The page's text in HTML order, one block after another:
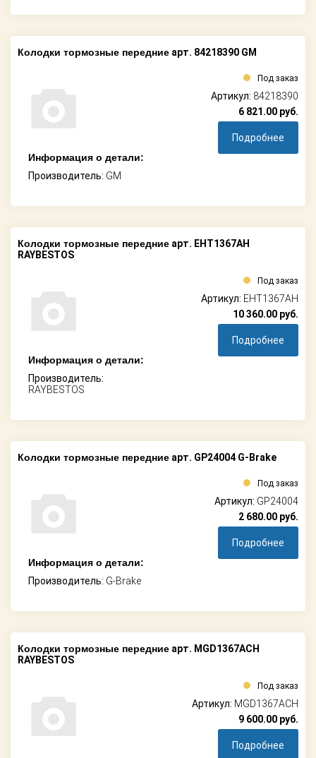
Колодки тормозные передние арт. 84218390 GM
Информация о детали:
Производитель: GM
Под заказ
Артикул: 84218390
6 821.00 руб.
Подробнее
Колодки тормозные передние арт. EHT1367AH
RAYBESTOS
Информация о детали:
Производитель:
RAYBESTOS
Под заказ
Артикул: EHT1367AH
10 360.00 руб.
Подробнее
Колодки тормозные передние арт. GP24004 G-Brake
Информация о детали:
Производитель: G-Brake
Под заказ
Артикул: GP24004
2 680.00 руб.
Подробнее
Колодки тормозные передние арт. MGD1367ACH
RAYBESTOS
Под заказ
Артикул: MGD1367ACH
9 600.00 руб.
Подробнее